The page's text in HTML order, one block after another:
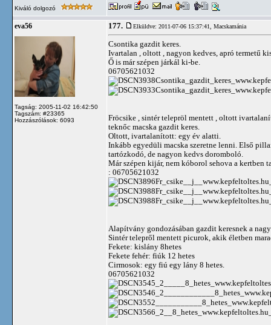
Kiváló dolgozó
eva56
Tagság: 2005-11-02 16:42:50
Tagszám: #23365
Hozzászólások: 6093
177. Elküldve: 2011-07-06 15:37:41, Macskamánia
Csontika gazdit keres.
Ivartalan , oltott , nagyon kedves, apró termetű
Ő is már szépen járkál ki-be.
06705621032
Fröcsike , sintér telepröl mentett , oltott
teknőc macska gazdit keres.
Oltott, ivartalanított: egy év alatti.
Inkább egyedüli macska szeretne lenni. Első
tartózkodó, de nagyon kedvs doromboló.
Már szépen kijár, nem kóborol sehova a kertben
: 06705621032
Alapítvány gondozásában gazdit keresnek a
Sintér telepről mentett picurok, akik életben
Fekete: kislány 8hetes
Fekete fehér: fiúk 12 hetes
Cirmosok: egy fiú egy lány 8 hetes.
06705621032